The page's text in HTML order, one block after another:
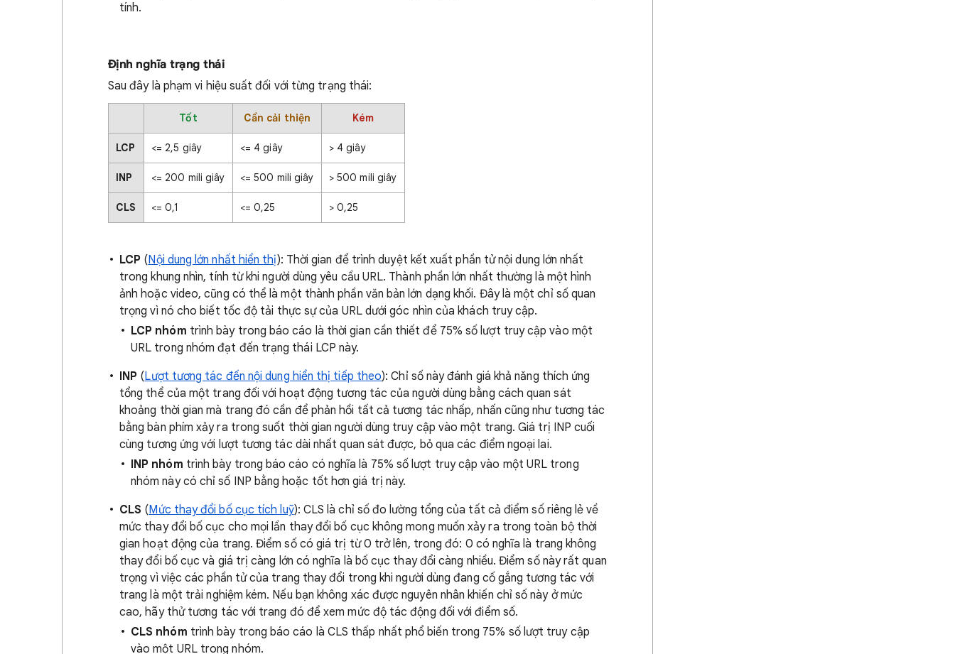
tính.
Định nghĩa trạng thái
Sau đây là phạm vi hiệu suất đối với từng trạng thái:
Tốt Cần cải thiện Kém
LCP <= 2,5 giây <= 4 giây > 4 giây
INP <= 200 mili giây <= 500 mili giây > 500 mili giây
CLS <= 0,1 <= 0,25 > 0,25
LCP (Nội dung lớn nhất hiển thị): Thời gian để trình duyệt kết xuất phần tử nội dung lớn nhất
trong khung nhìn, tính từ khi người dùng yêu cầu URL. Thành phần lớn nhất thường là một hình
ảnh hoặc video, cũng có thể là một thành phần văn bản lớn dạng khối. Đây là một chỉ số quan
trọng vì nó cho biết tốc độ tải thực sự của URL dưới góc nhìn của khách truy cập.
LCP nhóm trình bày trong báo cáo là thời gian cần thiết để 75% số lượt truy cập vào một
URL trong nhóm đạt đến trạng thái LCP này.
INP (Lượt tương tác đến nội dung hiển thị tiếp theo): Chỉ số này đánh giá khả năng thích ứng
tổng thể của một trang đối với hoạt động tương tác của người dùng bằng cách quan sát
khoảng thời gian mà trang đó cần để phản hồi tất cả tương tác nhấp, nhấn cũng như tương tác
bằng bàn phím xảy ra trong suốt thời gian người dùng truy cập vào một trang. Giá trị INP cuối
cùng tương ứng với lượt tương tác dài nhất quan sát được, bỏ qua các điểm ngoại lai.
INP nhóm trình bày trong báo cáo có nghĩa là 75% số lượt truy cập vào một URL trong
nhóm này có chỉ số INP bằng hoặc tốt hơn giá trị này.
CLS (Mức thay đổi bố cục tích luỹ): CLS là chỉ số đo lường tổng của tất cả điểm số riêng lẻ về
mức thay đổi bố cục cho mọi lần thay đổi bố cục không mong muốn xảy ra trong toàn bộ thời
gian hoạt động của trang. Điểm số có giá trị từ 0 trở lên, trong đó: 0 có nghĩa là trang không
thay đổi bố cục và giá trị càng lớn có nghĩa là bố cục thay đổi càng nhiều. Điểm số này rất quan
trọng vì việc các phần tử của trang thay đổi trong khi người dùng đang cố gắng tương tác với
trang là một trải nghiệm kém. Nếu bạn không xác được nguyên nhân khiến chỉ số này ở mức
cao, hãy thử tương tác với trang đó để xem mức độ tác động đối với điểm số.
CLS nhóm trình bày trong báo cáo là CLS thấp nhất phổ biến trong 75% số lượt truy cập
vào một URL trong nhóm.